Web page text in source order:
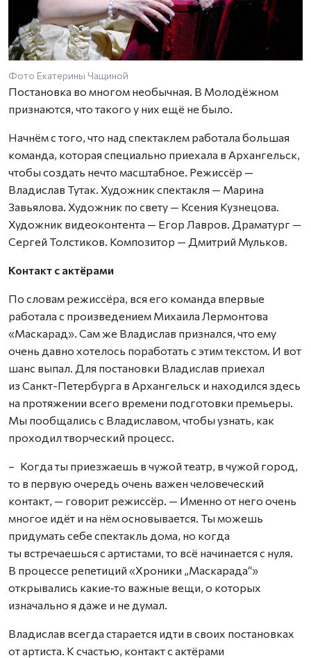
Фото Екатерины Чащиной
Постановка во многом необычная. В Молодёжном
признаются, что такого у них ещё не было.
Начнём с того, что над спектаклем работала большая
команда, которая специально приехала в Архангельск,
чтобы создать нечто масштабное. Режиссёр —
Владислав Тутак. Художник спектакля — Марина
Завьялова. Художник по свету — Ксения Кузнецова.
Художник видеоконтента — Егор Лавров. Драматург —
Сергей Толстиков. Композитор — Дмитрий Мульков.
Контакт с актёрами
По словам режиссёра, вся его команда впервые
работала с произведением Михаила Лермонтова
«Маскарад». Сам же Владислав признался, что ему
очень давно хотелось поработать с этим текстом. И вот
шанс выпал. Для постановки Владислав приехал
из Санкт-Петербурга в Архангельск и находился здесь
на протяжении всего времени подготовки премьеры.
Мы пообщались с Владиславом, чтобы узнать, как
проходил творческий процесс.
– Когда ты приезжаешь в чужой театр, в чужой город,
то в первую очередь очень важен человеческий
контакт, — говорит режиссёр. — Именно от него очень
многое идёт и на нём основывается. Ты можешь
придумать себе спектакль дома, но когда
ты встречаешься с артистами, то всё начинается с нуля.
В процессе репетиций «Хроники „Маскарада“»
открывались какие‑то важные вещи, о которых
изначально я даже и не думал.
Владислав всегда старается идти в своих постановках
от артиста. К счастью, контакт с актёрами